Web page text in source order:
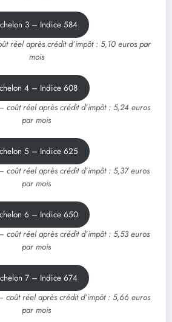
3 – Indice 584
réel après crédit d’impôt : 5,10 euros par
mois
4 – Indice 608
coût réel après crédit d’impôt : 5,24 euros
par mois
5 – Indice 625
coût réel après crédit d’impôt : 5,37 euros
par mois
6 – Indice 650
coût réel après crédit d’impôt : 5,53 euros
par mois
7 – Indice 674
coût réel après crédit d’impôt : 5,66 euros
par mois